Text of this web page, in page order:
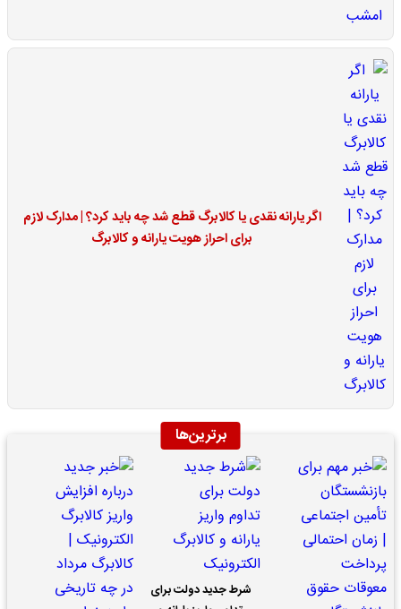
اگر یارانه نقدی یا کالابرگ قطع شد چه باید کرد؟ | مدارک لازم
برای احراز هویت یارانه و کالابرگ
برترین‌ها
شرط جدید دولت برای